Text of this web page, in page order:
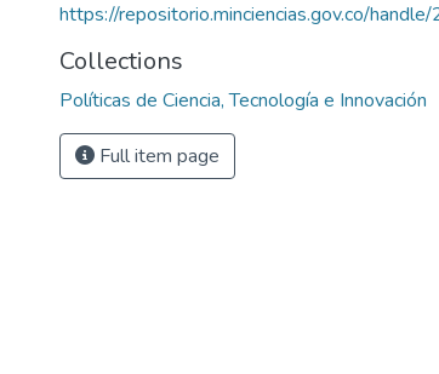
https://repositorio.minciencias.gov.co/
Collections
Políticas de Ciencia, Tecnología e Innovación
Full item page